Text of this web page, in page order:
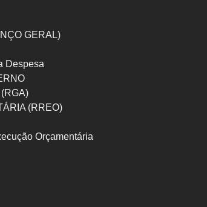
GERAL)
Despesa
(RREO)
Orçamentária